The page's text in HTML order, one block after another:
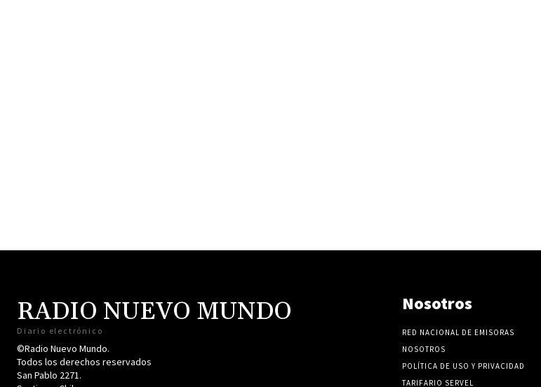
RADIO NUEVO MUNDO
Diario electrónico
©Radio Nuevo Mundo.
Todos los derechos reservados
San Pablo 2271.
Nosotros
RED NACIONAL DE EMISORAS
NOSOTROS
POLÍTICA DE USO Y PRIVACIDAD
TARIFARIO SERVEL